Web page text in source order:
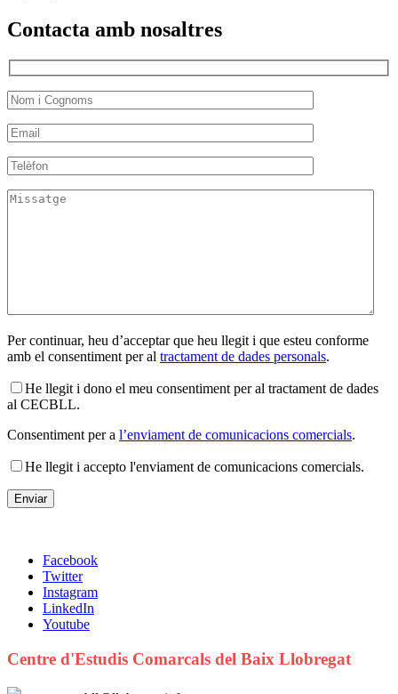
Contacta amb nosaltres
Per continuar, heu d’acceptar que heu llegit i que esteu conforme
amb el consentiment per al tractament de dades personals.
He llegit i dono el meu consentiment per al tractament de dades
al CECBLL.
Consentiment per a l’enviament de comunicacions comercials.
He llegit i accepto l'enviament de comunicacions comercials.
Facebook
Twitter
Instagram
LinkedIn
Youtube
Centre d'Estudis Comarcals del Baix Llobregat